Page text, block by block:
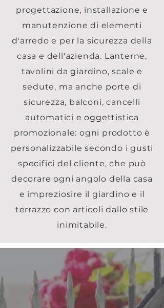
progettazione, installazione e
manutenzione di elementi
d'arredo e per la sicurezza della
casa e dell'azienda. Lanterne,
tavolini da giardino, scale e
sedute, ma anche porte di
sicurezza, balconi, cancelli
automatici e oggettistica
promozionale: ogni prodotto è
personalizzabile secondo i gusti
specifici del cliente, che può
decorare ogni angolo della casa
e impreziosire il giardino e il
terrazzo con articoli dallo stile
inimitabile.